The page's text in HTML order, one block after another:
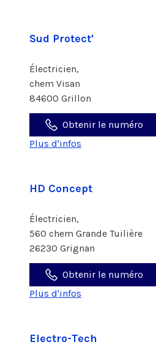
Sud Protect'
Électricien,
chem Visan
84600 Grillon
Obtenir le numéro
Plus d'infos
HD Concept
Électricien,
560 chem Grande Tuilière
26230 Grignan
Obtenir le numéro
Plus d'infos
Electro-Tech